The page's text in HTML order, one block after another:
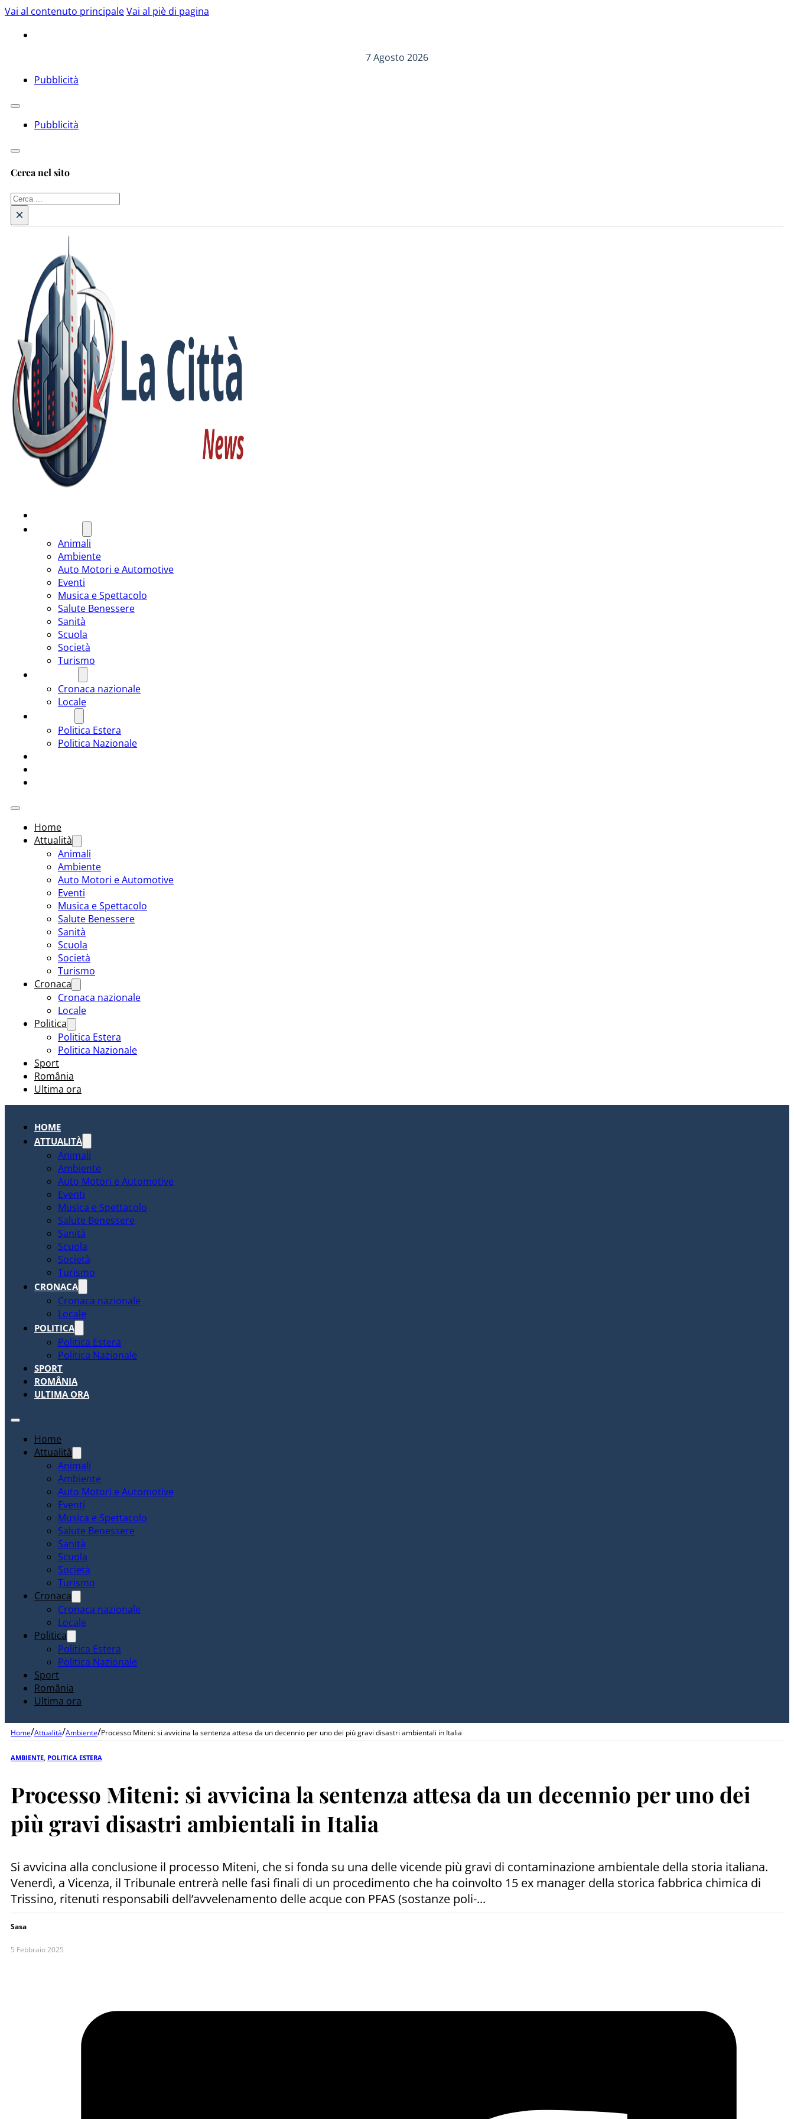
Vai al contenuto principaleVai al piè di pagina
7 Agosto 2026
Pubblicità
Pubblicità
Cerca nel sito
Cerca
×
Animali
Ambiente
Auto Motori e Automotive
Eventi
Musica e Spettacolo
Salute Benessere
Sanità
Scuola
Società
Turismo
Cronaca nazionale
Locale
Politica Estera
Politica Nazionale
Home
Attualità
Animali
Ambiente
Auto Motori e Automotive
Eventi
Musica e Spettacolo
Salute Benessere
Sanità
Scuola
Società
Turismo
Cronaca
Cronaca nazionale
Locale
Politica
Politica Estera
Politica Nazionale
Sport
România
Ultima ora
HOME
ATTUALITÀ
Animali
Ambiente
Auto Motori e Automotive
Eventi
Musica e Spettacolo
Salute Benessere
Sanità
Scuola
Società
Turismo
CRONACA
Cronaca nazionale
Locale
POLITICA
Politica Estera
Politica Nazionale
SPORT
ROMÂNIA
ULTIMA ORA
Home
Attualità
Animali
Ambiente
Auto Motori e Automotive
Eventi
Musica e Spettacolo
Salute Benessere
Sanità
Scuola
Società
Turismo
Cronaca
Cronaca nazionale
Locale
Politica
Politica Estera
Politica Nazionale
Sport
România
Ultima ora
Home/Attualità/Ambiente/Processo Miteni: si avvicina la sentenza attesa da un decennio per uno dei più gravi disastri ambientali in Italia
AMBIENTE POLITICA ESTERA
Processo Miteni: si avvicina la sentenza attesa da un decennio per uno dei
più gravi disastri ambientali in Italia
Si avvicina alla conclusione il processo Miteni, che si fonda su una delle vicende più gravi di contaminazione ambientale della storia italiana.
Venerdì, a Vicenza, il Tribunale entrerà nelle fasi finali di un procedimento che ha coinvolto 15 ex manager della storica fabbrica chimica di
Trissino, ritenuti responsabili dell’avvelenamento delle acque con PFAS (sostanze poli-...
Sasa
5 Febbraio 2025